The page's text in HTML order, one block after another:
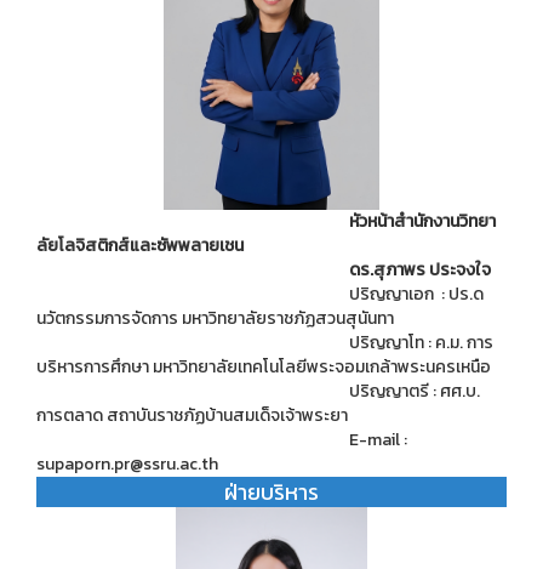
หัวหน้าสำนักงานวิทยา
ลัยโลจิสติกส์และซัพพลายเชน
ดร.สุภาพร ประจงใจ
ปริญญาเอก : ปร.ด
นวัตกรรมการจัดการ มหาวิทยาลัยราชภัฏสวนสุนันทา
ปริญญาโท : ค.ม. การ
บริหารการศึกษา มหาวิทยาลัยเทคโนโลยีพระจอมเกล้าพระนครเหนือ
ปริญญาตรี : ศศ.บ.
การตลาด สถาบันราชภัฏบ้านสมเด็จเจ้าพระยา
E-mail :
supaporn.pr@ssru.ac.th
ฝ่ายบริหาร